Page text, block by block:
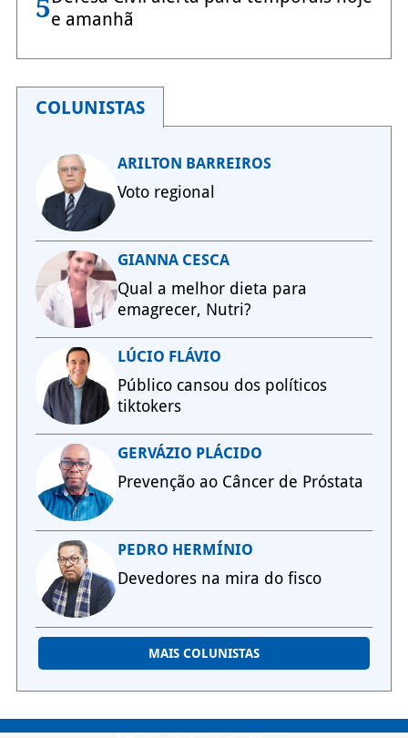
5e amanhã
COLUNISTAS
ARILTON BARREIROS
Voto regional
GIANNA CESCA
Qual a melhor dieta para
emagrecer, Nutri?
LÚCIO FLÁVIO
Público cansou dos políticos
tiktokers
GERVÁZIO PLÁCIDO
Prevenção ao Câncer de Próstata
PEDRO HERMÍNIO
Devedores na mira do fisco
MAIS COLUNISTAS